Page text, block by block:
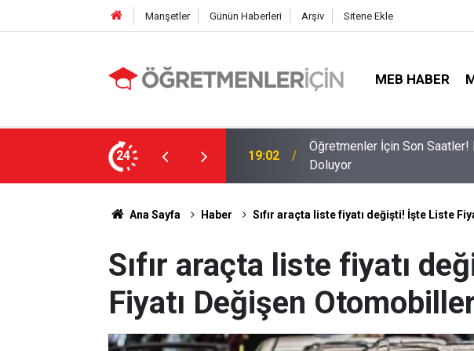
Manşetler Günün Haberleri Arşiv Sitene Ekle
MEB HABER
24
E-Sınav Görev Başvurularında Süre
09:01 2026 Atama Sinyali Verildi:
Ana Sayfa Haber Sıfır araçta liste fiyatı değişti! İşte Liste
Sıfır araçta liste fiyatı
Fiyatı Değişen